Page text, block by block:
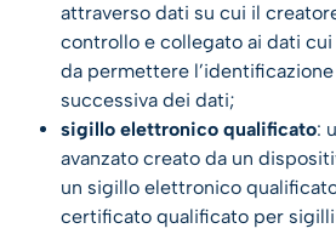
attraverso dati su cui il
controllo e collegato ai dati
da permettere
successiva dei dati;
sigillo elettronico qualificato:
avanzato creato da un
un sigillo elettronico
certificato qualificato per